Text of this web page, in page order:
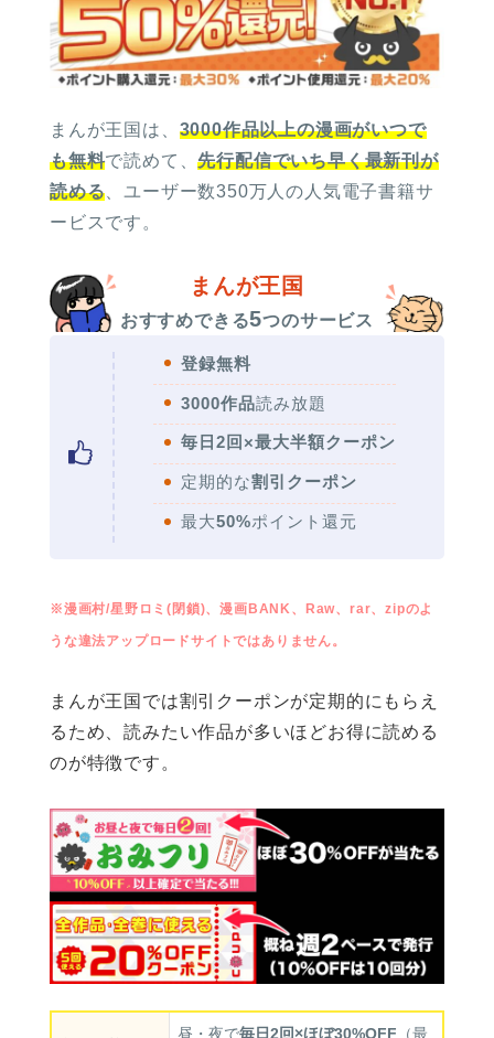
まんが王国は、 3000作品以上の漫画がいつで
も無料で読めて、先行配信でいち早く最新刊が
読める、ユーザー数350万人の人気電子書籍サ
ービスです。
まんが王国
おすすめできる5つのサービス
登録無料
3000作品読み放題
毎日2回×最大半額クーポン
定期的な割引クーポン
最大50%ポイント還元
※漫画村/星野ロミ(閉鎖)、漫画BANK、Raw、rar、zipのよ
うな違法アップロードサイトではありません。
まんが王国では割引クーポンが定期的にもらえ
るため、読みたい作品が多いほどお得に読める
のが特徴です。
昼・夜で毎日2回×ほぼ30%OFF （最